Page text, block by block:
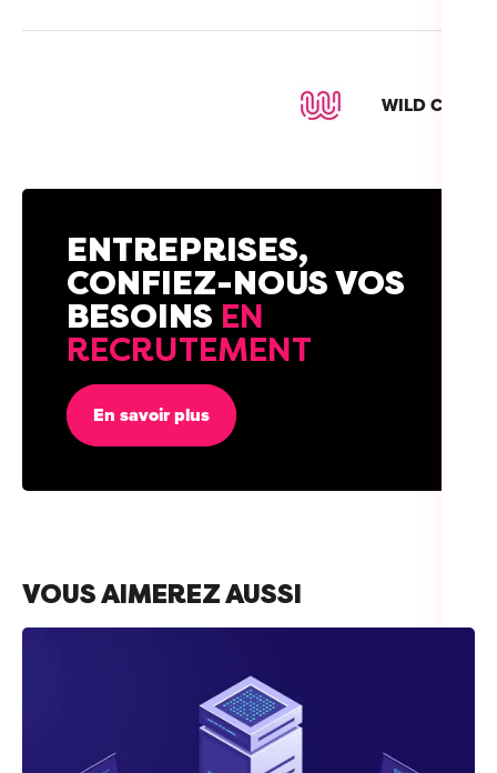
WILD CODE
ENTREPRISES,
CONFIEZ-NOUS VOS
BESOINS EN
RECRUTEMENT
En savoir plus
VOUS AIMEREZ AUSSI